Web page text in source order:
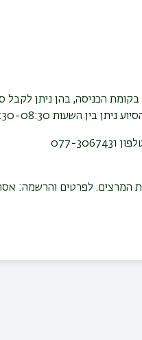
הכניסה, בהן ניתן לקבל
השעות 19:30-08:30.
077-3067431
המרצים. לפרטים והרשמה: